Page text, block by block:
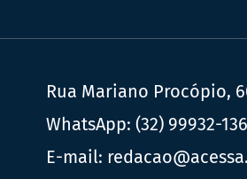
Rua Mariano Procópio,
WhatsApp: (32) 99932-
E-mail: